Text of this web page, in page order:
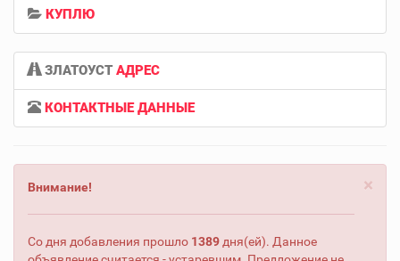
КУПЛЮ
ЗЛАТОУСТАДРЕС
КОНТАКТНЫЕ ДАННЫЕ
×
Внимание!
Со дня добавления прошло 1389 дня(ей). Данное